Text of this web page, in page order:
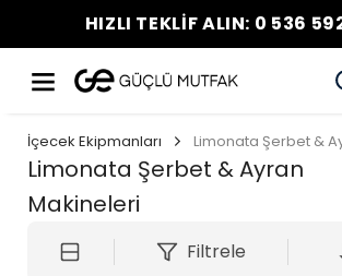
HIZLI TEKLİF ALIN: 0 536
İçecek Ekipmanları Limonata Şerbet &
Limonata Şerbet & Ayran
Makineleri
Filtrele